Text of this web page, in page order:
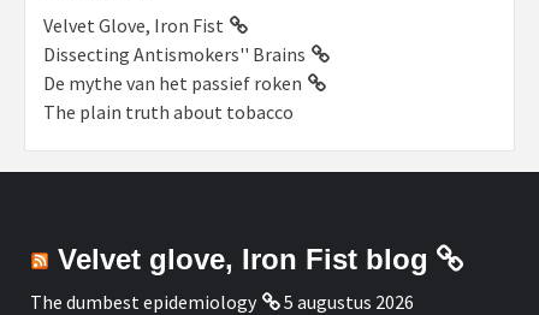
Velvet Glove, Iron Fist
Dissecting Antismokers'' Brains
De mythe van het passief roken
The plain truth about tobacco
Velvet glove, Iron Fist blog
The dumbest epidemiology
5 augustus 2026